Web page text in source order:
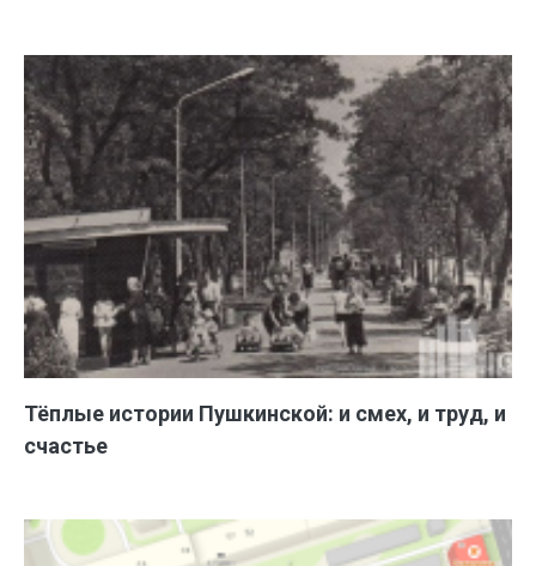
Тёплые истории Пушкинской: и смех, и труд, и
счастье